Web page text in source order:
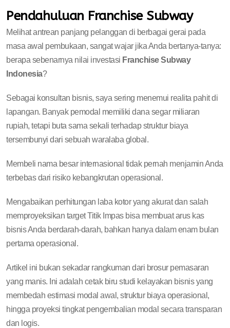
Pendahuluan Franchise Subway
Melihat antrean panjang pelanggan di berbagai gerai pada
masa awal pembukaan, sangat wajar jika Anda bertanya-tanya:
berapa sebenarnya nilai investasi Franchise Subway
Indonesia?
Sebagai konsultan bisnis, saya sering menemui realita pahit di
lapangan. Banyak pemodal memiliki dana segar miliaran
rupiah, tetapi buta sama sekali terhadap struktur biaya
tersembunyi dari sebuah waralaba global.
Membeli nama besar internasional tidak pernah menjamin Anda
terbebas dari risiko kebangkrutan operasional.
Mengabaikan perhitungan laba kotor yang akurat dan salah
memproyeksikan target Titik Impas bisa membuat arus kas
bisnis Anda berdarah-darah, bahkan hanya dalam enam bulan
pertama operasional.
Artikel ini bukan sekadar rangkuman dari brosur pemasaran
yang manis. Ini adalah cetak biru studi kelayakan bisnis yang
membedah estimasi modal awal, struktur biaya operasional,
hingga proyeksi tingkat pengembalian modal secara transparan
dan logis.